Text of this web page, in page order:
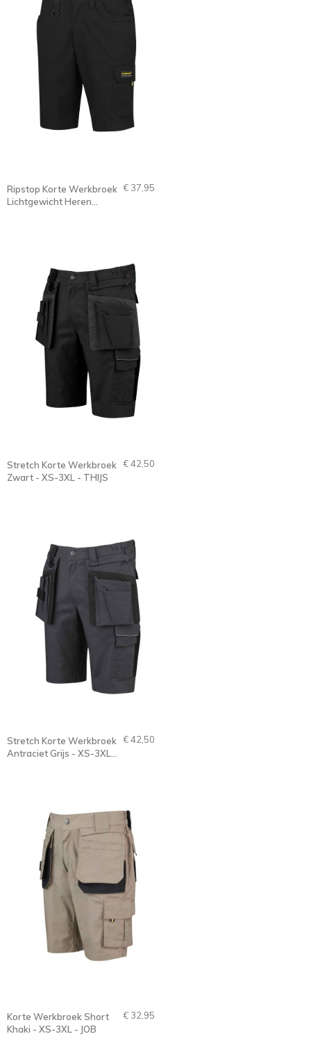
Ripstop Korte Werkbroek
Lichtgewicht Heren
€ 37,95
Stretch Korte Werkbroek
Zwart - XS-3XL - THIJS
€ 42,50
Stretch Korte Werkbroek
Antraciet Grijs - XS-3XL -
€ 42,50
Korte Werkbroek Short
Khaki - XS-3XL - JOB
€ 32,95